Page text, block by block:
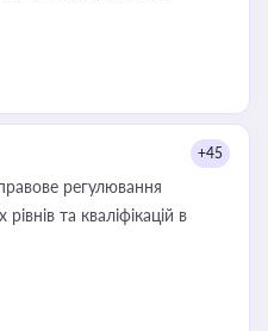
+45
регулювання
та кваліфікацій в